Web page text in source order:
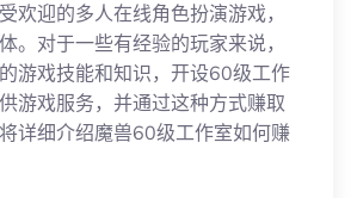
欢迎的多人在线角色扮演游戏，
。对于一些有经验的玩家来说，
游戏技能和知识，开设60级工作
游戏服务，并通过这种方式赚取
详细介绍魔兽60级工作室如何赚